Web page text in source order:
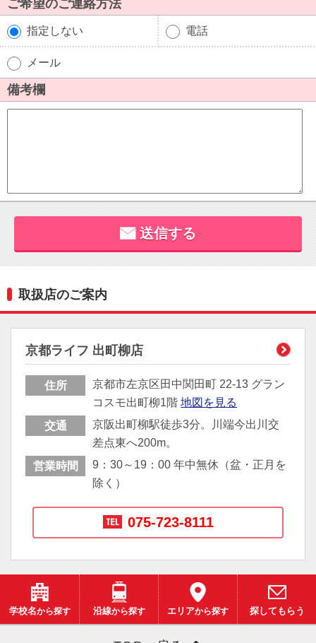
取扱店のご案内
京都ライフ 出町柳店
住所
京都市左京区田中関田町 22-13 グラン
コスモ出町柳1階地図を見る
交通
京阪出町柳駅徒歩3分。川端今出川交
差点東へ200m。
営業時間
9：30～19：00 年中無休（盆・正月を
除く）
075-723-8111
学校名から探す 沿線から探す エリアから探す 探してもらう